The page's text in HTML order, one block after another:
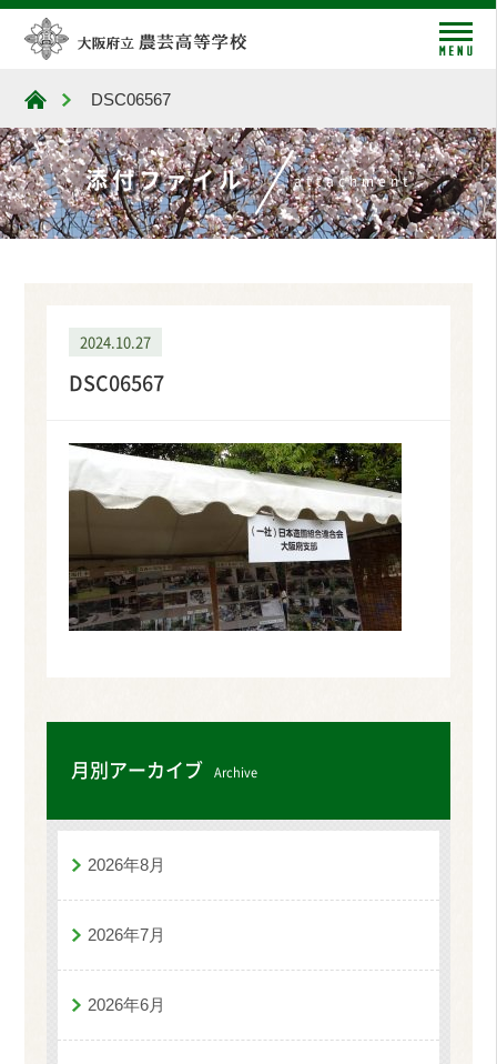
大阪府立農芸高等学校
DSC06567
添付ファイル attachment
2024.10.27
DSC06567
月別アーカイブ Archive
2026年8月
2026年7月
2026年6月